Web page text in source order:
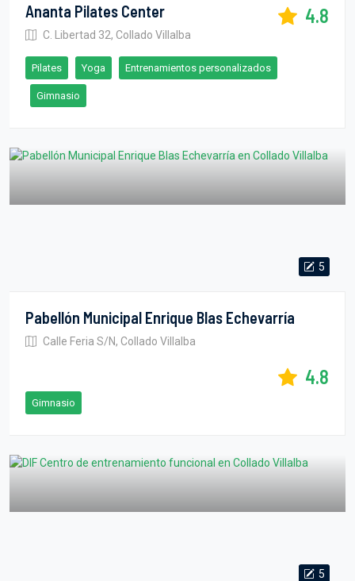
Ananta Pilates Center
C. Libertad 32, Collado Villalba
4.8
Pilates Yoga Entrenamientos personalizados
Gimnasio
5
Pabellón Municipal Enrique Blas Echevarría
Calle Feria S/N, Collado Villalba
4.8
Gimnasio
5